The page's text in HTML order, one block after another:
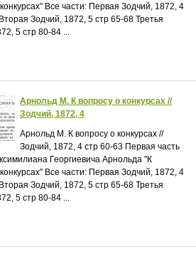
Все части: Первая Зодчий, 1872, 4
Зодчий, 1872, 5 стр 65-68 Третья
5 стр 80-84 ...
Арнольд М. К вопросу о конкурсах //
Зодчий, 1872, 4
Арнольд М. К вопросу о конкурсах //
Зодчий, 1872, 4 стр 60-63 Первая часть
Георгиевича Арнольда "К
Все части: Первая Зодчий, 1872, 4
Зодчий, 1872, 5 стр 65-68 Третья
5 стр 80-84 ...